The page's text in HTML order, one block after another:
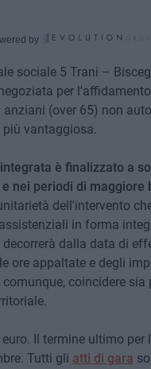
by
sociale 5 Trani –
per
(over 65) non
vantaggiosa.
è finalizzato a
nei periodi di maggiore
dell'intervento
in forma
dalla data di
ore appaltate e degli
coincidere sia
Il termine ultimo
Tutti gli atti di gara